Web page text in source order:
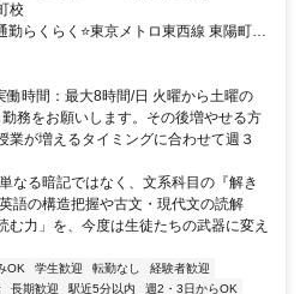
校
勤らくらく⭐東京メトロ東西線 東陽町駅
働時間：最大8時間/日 火曜から土曜の
務をお願いします。その後増やせる方
業が増えるタイミングに合わせて週３
なる暗記ではなく、文系科目の『解き
語の構造把握や古文・現代文の読解
む力」を、今度は生徒たちの武器に変え
OK 学生歓迎 転勤なし
経験者歓迎
長期歓迎 駅近5分以内
週2・3日からOK